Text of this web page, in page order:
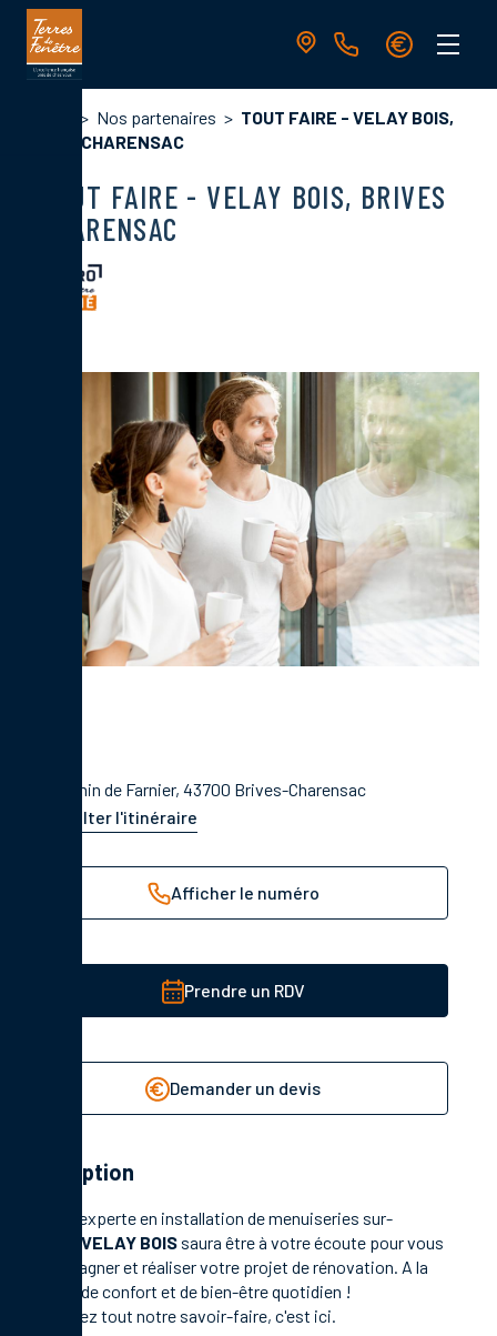
Aller
contenu
principale
Nos partenaires
TOUT FAIRE - VELAY BOIS,
BRIVES CHARENSAC
TOUT FAIRE - VELAY BOIS, BRIVES
CHARENSAC
6 Chemin de Farnier, 43700 Brives-Charensac
Consulter l'itinéraire
Afficher le numéro
Prendre un RDV
Demander un devis
Description
Société experte en installation de menuiseries sur-
VELAY BOIS saura être à votre écoute pour vous
accompagner et réaliser votre projet de rénovation. A la
clé, plus de confort et de bien-être quotidien !
Découvrez tout notre savoir-faire, c'est ici.